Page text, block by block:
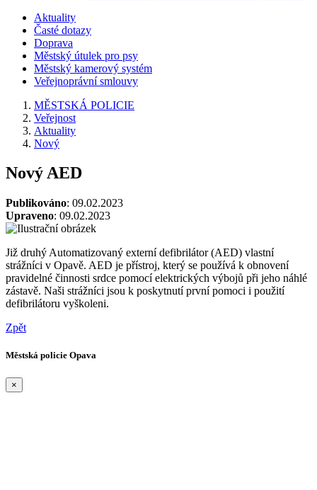
Aktuality
Časté dotazy
Doprava
Městský útulek pro psy
Městský kamerový systém
Veřejnoprávní smlouvy
MĚSTSKÁ POLICIE
Veřejnost
Aktuality
Nový
Nový AED
Publikováno: 09.02.2023
Upraveno: 09.02.2023
Již druhý Automatizovaný externí defibrilátor (AED) vlastní
strážníci v Opavě. AED je přístroj, který se používá k obnovení
pravidelné činnosti srdce pomocí elektrických výbojů při jeho náhlé
zástavě. Naši strážníci jsou k poskytnutí první pomoci i použití
defibrilátoru vyškoleni.
Zpět
Městská policie Opava
×